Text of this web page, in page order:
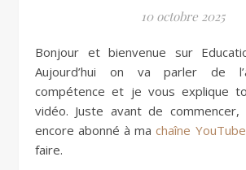
10 octobre 2025
Bonjour et bienvenue sur Education Voyageuse.
Aujourd’hui on va parler de
compétence et je vous explique
vidéo. Juste avant de
encore abonné à machaîne YouTube
faire.